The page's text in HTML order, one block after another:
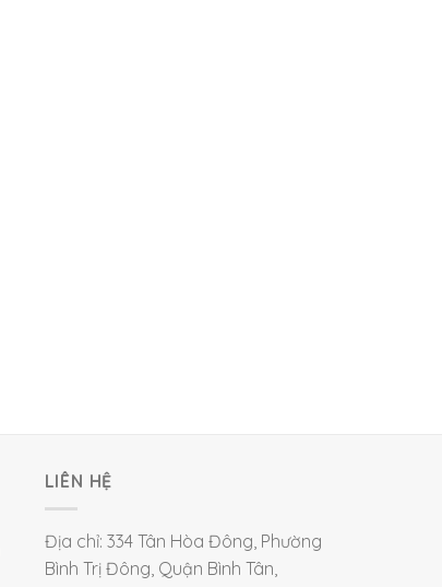
LIÊN HỆ
Địa chỉ: 334 Tân Hòa Đông, Phường
Bình Trị Đông, Quận Bình Tân,